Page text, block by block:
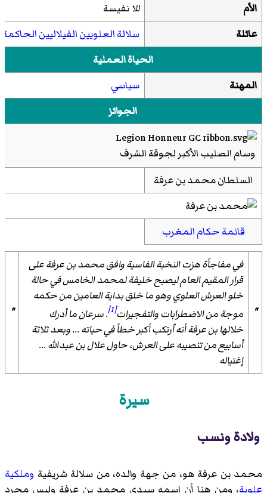
الأم
للانفيسة
عائلة
سلالة العلويين الفيلاليين الحاكمة
الحياة العملية
المهنة
سياسي
الجوائز
وسام الصليب الأكبر لجوقة الشرف
السلطان محمد بن عرفة
قائمة حكام المغرب
"
في مفاجأة هزت النخبة الفاسية وافق محمد بن عرفة على
قرار المقيم العام ليصبح خليفة لمحمد الخامس في حالة
خلو العرش العلوي وهو ما خلق بداية العامين من حكمه
موجة من الاضطرابات والتفجيرات[1] . سرعان ما أدرك
خلالها بن عرفة أنه ٱرتكب أكبر خطأ في حياته ... وبعد ثلاثة
أسابيع من تنصيبه على العرش، حاول علال بن عبدالله ...
إغتياله
"
سيرة
ولادة ونسب
محمد بن عرفة هو، من جهة والده، من سلالة شريفية وملكية
علوية، ومن هنا أن اسمه سيدي محمد بن عرفة وليس مجرد